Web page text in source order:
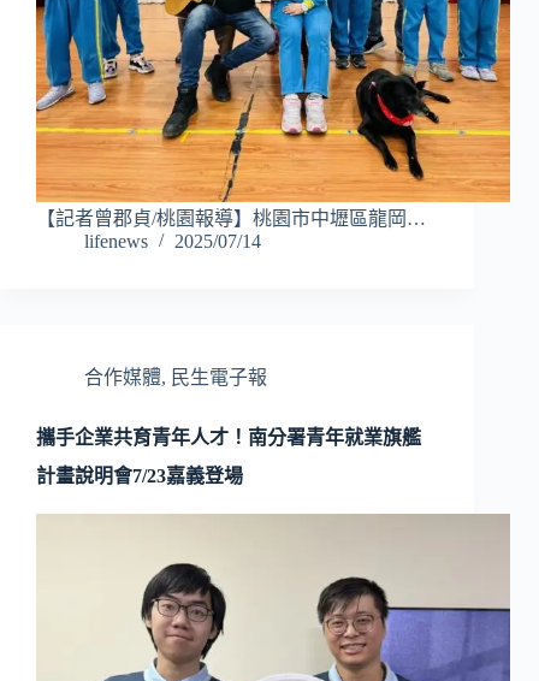
【記者曾郡貞/桃園報導】桃園市中壢區龍岡…
lifenews
2025/07/14
合作媒體, 民生電子報
攜手企業共育青年人才！南分署青年就業旗艦
計畫說明會7/23嘉義登場